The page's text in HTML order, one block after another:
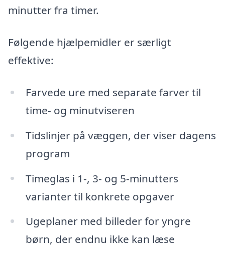
minutter fra timer.
Følgende hjælpemidler er særligt
effektive:
Farvede ure med separate farver til
time- og minutviseren
Tidslinjer på væggen, der viser dagens
program
Timeglas i 1-, 3- og 5-minutters
varianter til konkrete opgaver
Ugeplaner med billeder for yngre
børn, der endnu ikke kan læse